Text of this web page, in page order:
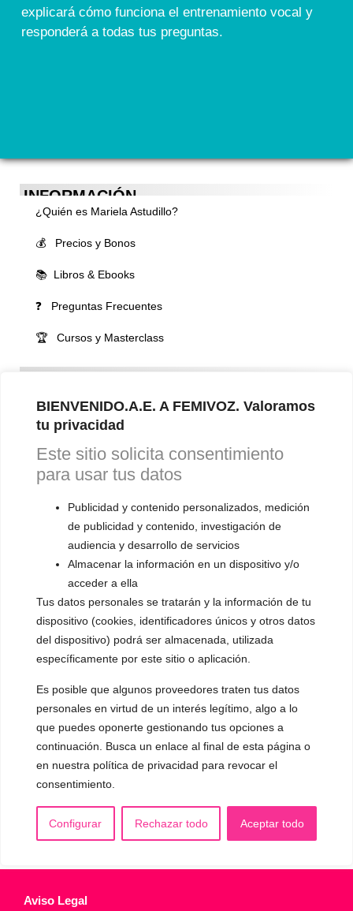
BIENVENIDO.A.E. A FEMIVOZ. Valoramos
tu privacidad
Este sitio solicita consentimiento
para usar tus datos
Publicidad y contenido personalizados, medición
de publicidad y contenido, investigación de
audiencia y desarrollo de servicios
Almacenar la información en un dispositivo y/o
acceder a ella
Tus datos personales se tratarán y la información de tu
dispositivo (cookies, identificadores únicos y otros datos
del dispositivo) podrá ser almacenada, utilizada
específicamente por este sitio o aplicación.
Es posible que algunos proveedores traten tus datos
personales en virtud de un interés legítimo, algo a lo
que puedes oponerte gestionando tus opciones a
continuación. Busca un enlace al final de esta página o
en nuestra política de privacidad para revocar el
consentimiento.
Configurar Rechazar todo Aceptar todo
explicará cómo funciona el entrenamiento vocal y
responderá a todas tus preguntas.
INFORMACIÓN
¿Quién es Mariela Astudillo?
💰 Precios y Bonos
📚 Libros & Ebooks
❓ Preguntas Frecuentes
🏆 Cursos y Masterclass
▪️ Masculinización de la voz
▪️ Neutralización de la voz
▪️ Dualización de la voz
▪️ Androginización de la voz
OTRAS SESIONES
▪️ Caracterización de la voz
▪️ Voz virilizada por esteroides
▪️ Modificación del acento
🟥 CIRUGÍA: Glotoplastia
CONTACTO Y CITAS
✅Pide tu CITA ONLINE
Email :contacto@femivoz.es
Aviso Legal